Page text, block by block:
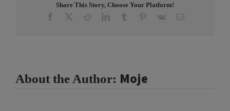
Share This Story, Choose Your Platform!
Facebook RedditLinkedInTumblr Pinterest
Vk Email
About the Author: Moje